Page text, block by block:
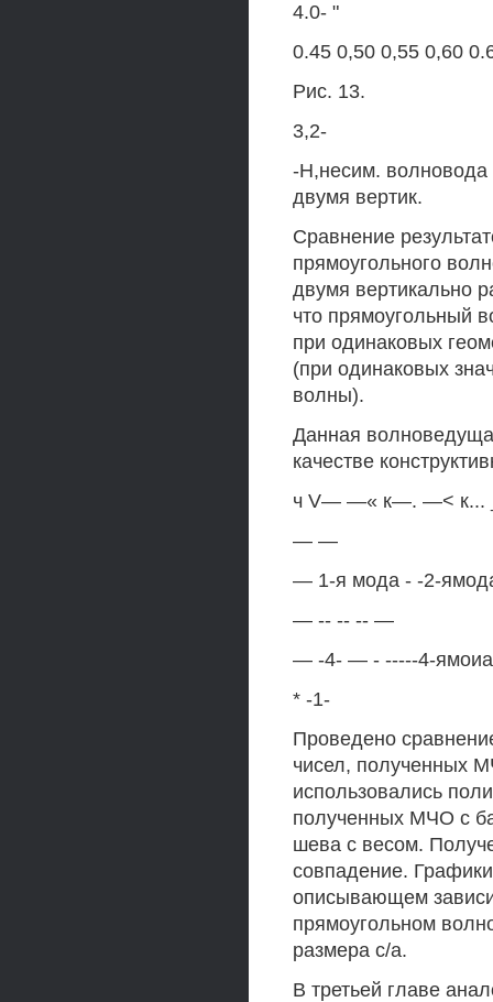
4.0- "
0.45 0,50 0,55 0,60
Рис. 13.
3,2-
-Н,несим.
двумя вертик.
Сравнение
прямоугольного
двумя вертикально
что прямоугольный
при одинаковых
(при одинаковых
волны).
Данная
качестве
ч V— —« к—. —< к...
— —
— 1-я мода - -2-
— -- -- -- —
— -4- — - -----4-
* -1-
Проведено
чисел, полученных
использовались
полученных МЧО с
шева с весом.
совпадение.
описывающем
прямоугольном
размера с/а.
В третьей главе